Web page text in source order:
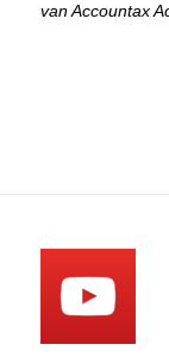
van Accountax